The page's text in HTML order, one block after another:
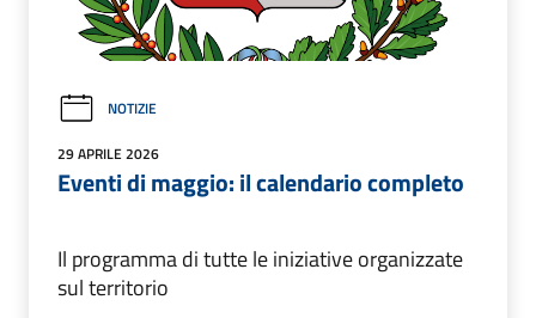
NOTIZIE
29 APRILE 2026
Eventi di maggio: il calendario completo
Il programma di tutte le iniziative organizzate
sul territorio